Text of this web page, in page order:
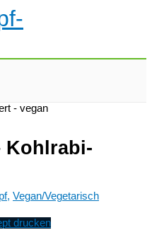
Kohlrabi-
, Vegan/Vegetarisch
drucken